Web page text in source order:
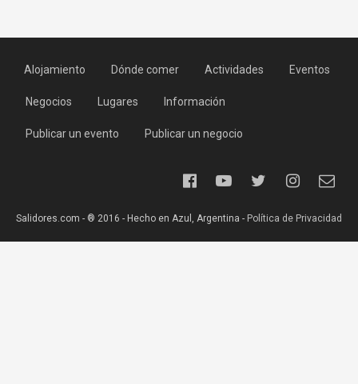
Alojamiento Dónde comer Actividades Eventos
Negocios Lugares Información
Publicar un evento Publicar un negocio
Salidores.com - ® 2016 - Hecho en Azul, Argentina - Política de Privacidad